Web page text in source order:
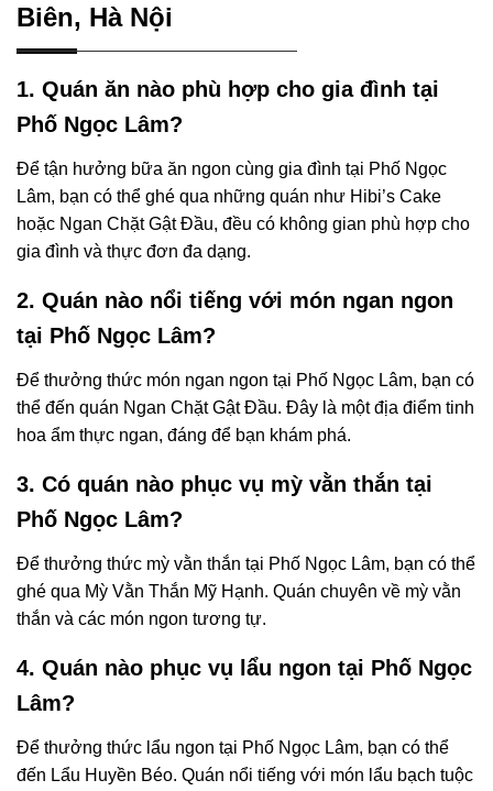
Biên, Hà Nội
1. Quán ăn nào phù hợp cho gia đình tại
Phố Ngọc Lâm?
Để tận hưởng bữa ăn ngon cùng gia đình tại Phố Ngọc
Lâm, bạn có thể ghé qua những quán như Hibi’s Cake
hoặc Ngan Chặt Gật Đầu, đều có không gian phù hợp cho
gia đình và thực đơn đa dạng.
2. Quán nào nổi tiếng với món ngan ngon
tại Phố Ngọc Lâm?
Để thưởng thức món ngan ngon tại Phố Ngọc Lâm, bạn có
thể đến quán Ngan Chặt Gật Đầu. Đây là một địa điểm tinh
hoa ẩm thực ngan, đáng để bạn khám phá.
3. Có quán nào phục vụ mỳ vằn thắn tại
Phố Ngọc Lâm?
Để thưởng thức mỳ vằn thắn tại Phố Ngọc Lâm, bạn có thể
ghé qua Mỳ Vằn Thắn Mỹ Hạnh. Quán chuyên về mỳ vằn
thắn và các món ngon tương tự.
4. Quán nào phục vụ lẩu ngon tại Phố Ngọc
Lâm?
Để thưởng thức lẩu ngon tại Phố Ngọc Lâm, bạn có thể
đến Lẩu Huyền Béo. Quán nổi tiếng với món lẩu bạch tuộc